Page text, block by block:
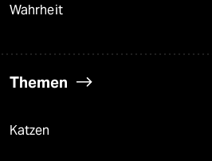
Wahrheit
Themen
Katzen